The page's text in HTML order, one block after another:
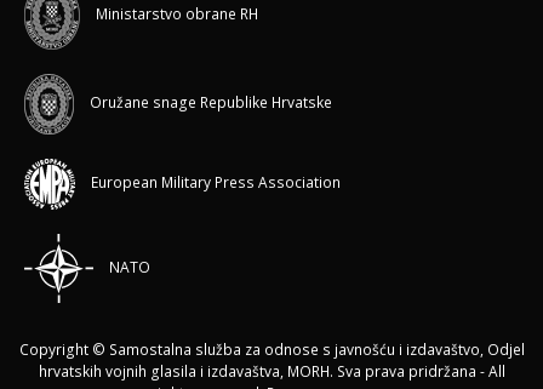
Ministarstvo obrane RH
Oružane snage Republike Hrvatske
European Military Press Association
NATO
Copyright © Samostalna služba za odnose s javnošću i izdavaštvo, Odjel
hrvatskih vojnih glasila i izdavaštva, MORH. Sva prava pridržana - All